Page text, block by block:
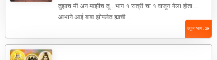
तुझाच मी अन माझीच तू...भाग १ रात्री चा १ वाजून गेला होता...
आभाने आई बाबा झोपलेत ह्याची ...
एकूण भाग : 29